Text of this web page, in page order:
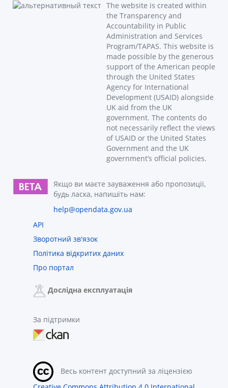
The website is created within
the Transparency and
Accountability in Public
Administration and Services
Program/TAPAS. This website is
made possible by the generous
support of the American people
through the United States
Agency for International
Development (USAID) alongside
UK aid from the UK
government. The contents do
not necessarily reflect the views
of USAID or the United States
Government and the UK
government’s official policies.
Якщо ви маєте зауваження або пропозиції,
будь ласка, напишіть нам:
help@opendata.gov.ua
API
Зворотний зв'язок
Політика відкритих даних
Про портал
Дослідна експлуатація
За підтримки
Весь контент доступний за ліцензією